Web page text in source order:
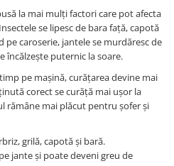
la mai mulți factori care pot afecta
se lipesc de bara față, capotă
pe caroserie, jantele se murdăresc de
încălzește puternic la soare.
pe mașină, curățarea devine mai
corect se curăță mai ușor la
rămâne mai plăcut pentru șofer și
grilă, capotă și bară.
jante și poate deveni greu de